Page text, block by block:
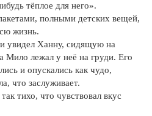
тёплое для него».
полными детских вещей,
жизнь.
увидел Ханну, сидящую на
Мило лежал у неё на груди. Его
и опускались как чудо,
что заслуживает.
тихо, что чувствовал вкус